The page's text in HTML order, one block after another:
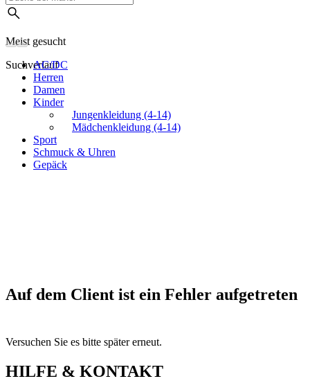
Meist gesucht
Suchverlauf
AC/DC
Herren
Damen
Kinder
Jungenkleidung (4-14)
Mädchenkleidung (4-14)
Sport
Schmuck & Uhren
Gepäck
Auf dem Client ist ein Fehler aufgetreten
Versuchen Sie es bitte später erneut.
HILFE & KONTAKT